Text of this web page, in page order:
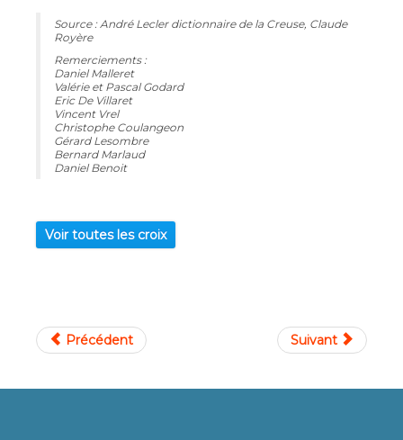
Source : André Lecler dictionnaire de la Creuse, Claude
Royère
Remerciements :
Daniel Malleret
Valérie et Pascal Godard
Eric De Villaret
Vincent Vrel
Christophe Coulangeon
Gérard Lesombre
Bernard Marlaud
Daniel Benoit
Voir toutes les croix
Précédent Suivant